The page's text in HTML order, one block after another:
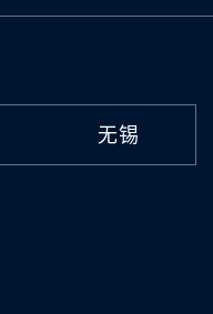
无锡